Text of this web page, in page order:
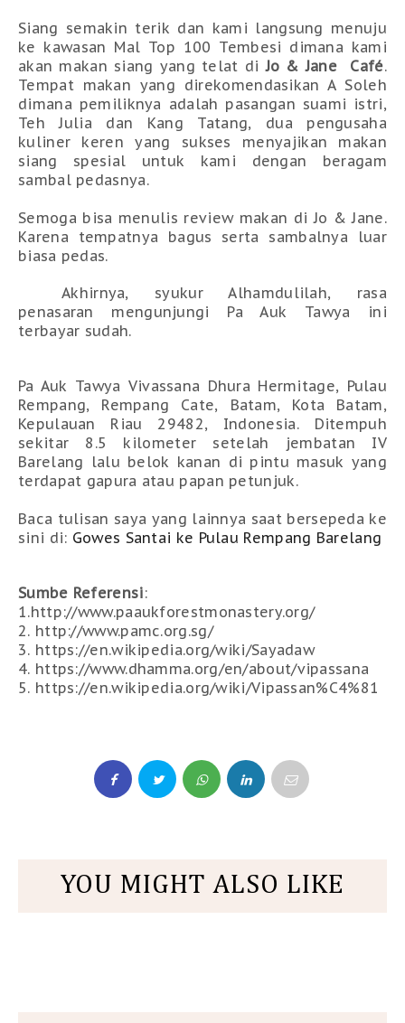
Siang semakin terik dan kami langsung menuju
ke kawasan Mal Top 100 Tembesi dimana kami
akan makan siang yang telat diJo & Jane Café.
Tempat makan yang direkomendasikan A Soleh
dimana pemiliknya adalah pasangan suami istri,
Teh Julia dan Kang Tatang, dua pengusaha
kuliner keren yang sukses menyajikan makan
siang spesial untuk kami dengan beragam
sambal pedasnya.
Semoga bisa menulis review makan di Jo & Jane.
Karena tempatnya bagus serta sambalnya luar
biasa pedas.
Akhirnya, syukur Alhamdulilah, rasa
penasaran mengunjungi Pa Auk Tawya ini
terbayar sudah.
Pa Auk Tawya Vivassana Dhura Hermitage, Pulau
Rempang, Rempang Cate, Batam, Kota Batam,
Kepulauan Riau 29482, Indonesia. Ditempuh
sekitar 8.5 kilometer setelah jembatan IV
Barelang lalu belok kanan di pintu masuk yang
terdapat gapura atau papan petunjuk.
Baca tulisan saya yang lainnya saat bersepeda ke
sini di: Gowes Santai ke Pulau Rempang Barelang
Sumbe Referensi:
1.http://www.paaukforestmonastery.org/
2. http://www.pamc.org.sg/
3. https://en.wikipedia.org/wiki/Sayadaw
4. https://www.dhamma.org/en/about/vipassana
5. https://en.wikipedia.org/wiki/Vipassan%C4%81
YOU MIGHT ALSO LIKE